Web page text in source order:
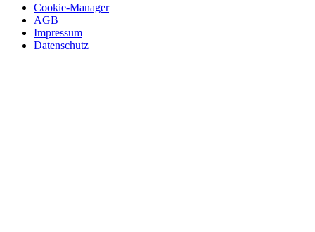
Cookie-Manager
AGB
Impressum
Datenschutz